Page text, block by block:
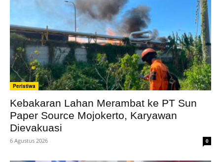
Peristiwa
Kebakaran Lahan Merambat ke PT Sun
Paper Source Mojokerto, Karyawan
Dievakuasi
6 Agustus 2026 0